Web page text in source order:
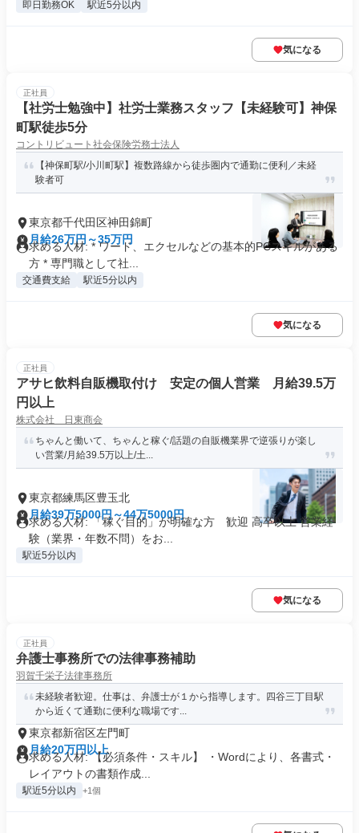
即日勤務OK 駅近5分以内
気になる
正社員
【社労士勉強中】社労士業務スタッフ【未経験可】神保
町駅徒歩5分
コントリビュート社会保険労務士法人
【神保町駅/小川町駅】複数路線から徒歩圏内で通勤に便利／未経
験者可
東京都千代田区神田錦町
月給26万円～35万円
求める人材: * ワード、エクセルなどの基本的PCスキルがある
方 * 専門職として社...
交通費支給 駅近5分以内
気になる
正社員
アサヒ飲料自販機取付け 安定の個人営業 月給39.5万
円以上
株式会社 日東商会
ちゃんと働いて、ちゃんと稼ぐ/話題の自販機業界で逆張りが楽し
い営業/月給39.5万以上/土...
東京都練馬区豊玉北
月給39万5000円～44万5000円
求める人材: 「稼ぐ目的」が明確な方 歓迎 高卒以上 営業経
験（業界・年数不問）をお...
駅近5分以内
気になる
正社員
弁護士事務所での法律事務補助
羽賀千栄子法律事務所
未経験者歓迎。仕事は、弁護士が１から指導します。四谷三丁目駅
から近くて通勤に便利な職場です...
東京都新宿区左門町
月給20万円以上
求める人材: 【必須条件・スキル】 ・Wordにより、各書式・
レイアウトの書類作成...
駅近5分以内 +1個